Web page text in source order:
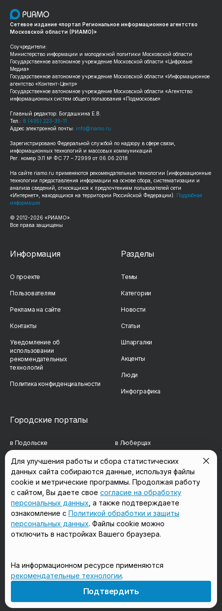
Сетевое издание «портал Региональное информационное агентство
Московской области (РИАМО)»
Соучредители:
Министерство информации и молодежной политики Московской области
Государственное автономное учреждение Московской области «Цифровые
Медиа»
Государственное автономное учреждение Московской области «Информационное
агентство «Контент-Центр»
Государственное автономное учреждение Московской области «Агентство
информационных систем общего пользования «Подмосковье»
Главный редактор: Богдашкина Е.В.
Тел.: 8 (495) 223-35-11
Адрес электронной почты: info@riamo.ru
Зарегистрировано Федеральной службой по надзору в сфере связи,
информационных технологий и массовых коммуникаций
Рег. номер ЭЛ № ФС 77 – 72999 от 06.06.2018
На сайте riamo.ru применяются рекомендательные технологии (информационные
технологии предоставления информации на основе сбора, систематизации и
анализа сведений, относящихся к предпочтениям пользователей сети
«Интернет», находящихся на территории Российской Федерации).
Подробная
информация
© 2012-2026 «РИАМО».
Все права защищены
Информация
О проекте
Пользователям
Реклама на сайте
Контакты
Уведомление об
использовании
рекомендательных
технологий
Политика конфиденциальности
Разделы
Темы
Категории
Новости
Статьи
Шпаргалки
Акценты
Люди
Инфографика
Городские порталы
в Подольске в Люберцах
в Мытищах в Красногорске
в Реутове в Королёве
в Балашихе в Домодедово
в Сергиевом Посаде в Щёлково
18+
Мы в соцсетях
Для улучшения работы и сбора статистических
данных сайта собираются данные, используя файлы
cookie и метрические программы. Продолжая работу
с сайтом, Вы даете свое согласие на обработку
персональных данных , а также подтверждаете
ознакомление с Политикой обработки и защиты
персональных данных. Файлы cookie можно
отключить в настройках Вашего браузера.
На информационном ресурсе применяются
рекомендательные технологии.
Подтвердить